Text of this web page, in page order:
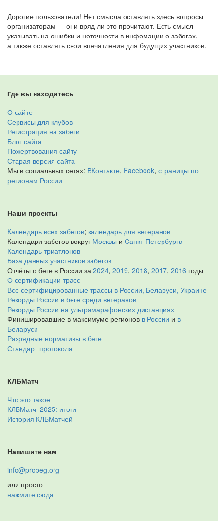
Дорогие пользователи! Нет смысла оставлять здесь вопросы
организаторам — они вряд ли это прочитают. Есть смысл
указывать на ошибки и неточности в инфомации о забегах,
а также оставлять свои впечатления для будущих участников.
Где вы находитесь
О сайте
Сервисы для клубов
Регистрация на забеги
Блог сайта
Пожертвования сайту
Старая версия сайта
Мы в социальных сетях: ВКонтакте, Facebook, страницы по
регионам России
Наши проекты
Календарь всех забегов; календарь для ветеранов
Календари забегов вокруг Москвы и Санкт-Петербурга
Календарь триатлонов
База данных участников забегов
Отчёты о беге в России за 2024, 2019, 2018, 2017, 2016 годы
О сертификации трасс
Все сертифицированные трассы в России, Беларуси, Украине
Рекорды России в беге среди ветеранов
Рекорды России на ультрамарафонских дистанциях
Финишировавшие в максимуме регионов в России и в
Беларуси
Разрядные нормативы в беге
Стандарт протокола
КЛБМатч
Что это такое
КЛБМатч–2025: итоги
История КЛБМатчей
Напишите нам
info@probeg.org
или просто
нажмите сюда